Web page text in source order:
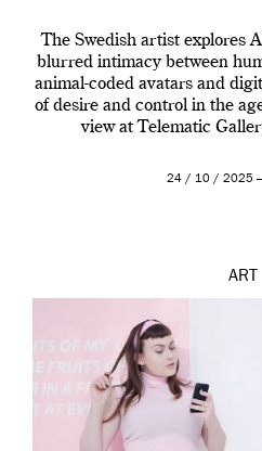
The Swedish artist explores
blurred intimacy between
animal-coded avatars and
of desire and control in the
view at Telematic
24 / 10 / 2025
ART